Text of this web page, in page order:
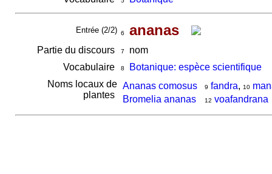
Entrée (2/2) 6 ananas
Partie du discours 7
nom
Vocabulaire
8
Botanique: espèce scientifique
Noms locaux de
plantes
Ananas comosus 9 fandra, 10
Bromelia ananas
12 voafandrana